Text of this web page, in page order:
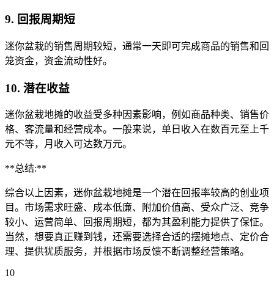
9. 回报周期短
迷你盆栽的销售周期较短，通常一天即可完成商品的销售和回
笼资金，资金流动性好。
10. 潜在收益
迷你盆栽地摊的收益受多种因素影响，例如商品种类、销售价
格、客流量和经营成本。一般来说，单日收入在数百元至上千
元不等，月收入可达数万元。
**总结:**
综合以上因素，迷你盆栽地摊是一个潜在回报率较高的创业项
目。市场需求旺盛、成本低廉、附加价值高、受众广泛、竞争
较小、运营简单、回报周期短，都为其盈利能力提供了保怔。
当然，想要真正赚到钱，还需要选择合适的摆摊地点、定价合
理、提供犹质服务，并根据市场反馈不断调整经营策略。
10